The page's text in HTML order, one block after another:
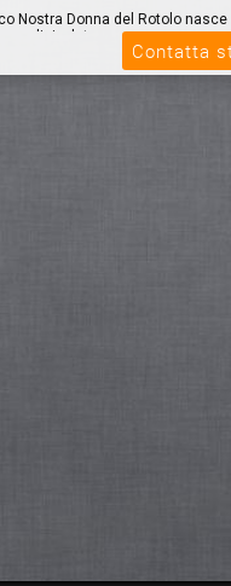
Nostra Donna del Rotolo nasce
di rivalutare, recuperare e
Contatta